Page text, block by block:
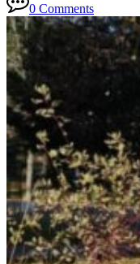
0 Comments